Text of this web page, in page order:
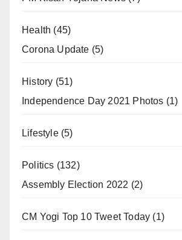
Health (45)
Corona Update (5)
History (51)
Independence Day 2021 Photos (1)
Lifestyle(5)
Politics (132)
Assembly Election 2022 (2)
CM Yogi Top 10 Tweet Today (1)